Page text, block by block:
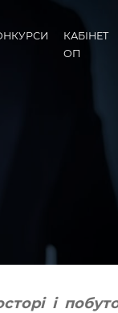
КАБІНЕТ
ОП
і